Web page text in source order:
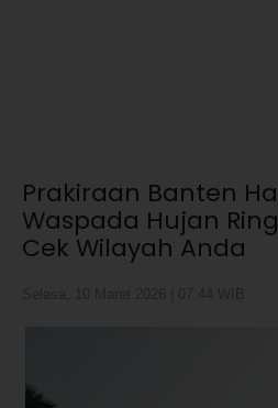
Prakiraan Banten
Waspada Hujan
Cek Wilayah Anda